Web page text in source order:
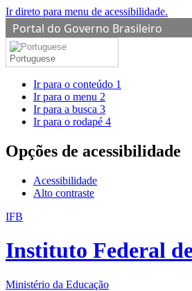
Ir direto para menu de acessibilidade.
Portal do Governo Brasileiro
Portuguese
Ir para o conteúdo 1
Ir para o menu 2
Ir para a busca 3
Ir para o rodapé 4
Opções de acessibilidade
Acessibilidade
Alto contraste
IFB
Instituto Federal
Ministério da Educação